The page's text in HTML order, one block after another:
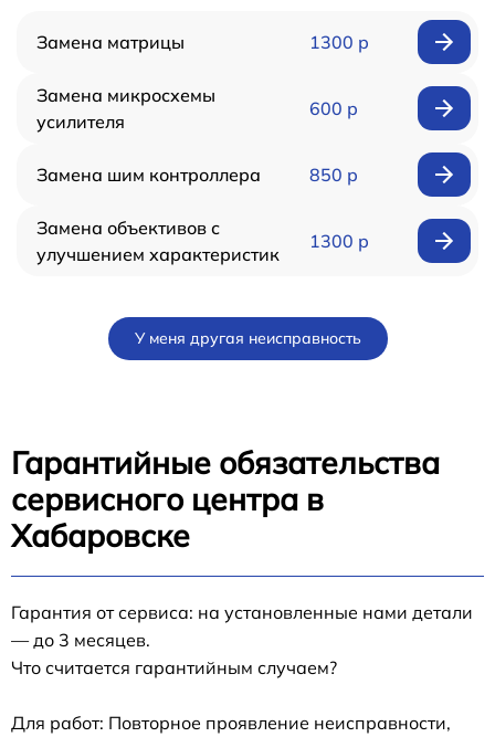
Замена матрицы 1300 р
Замена микросхемы
усилителя
600 р
Замена шим контроллера 850 р
Замена объективов с
улучшением характеристик
1300 р
У меня другая неисправность
Гарантийные обязательства
сервисного центра в
Хабаровске
Гарантия от сервиса: на установленные нами детали
— до 3 месяцев.
Что считается гарантийным случаем?
Для работ: Повторное проявление неисправности,